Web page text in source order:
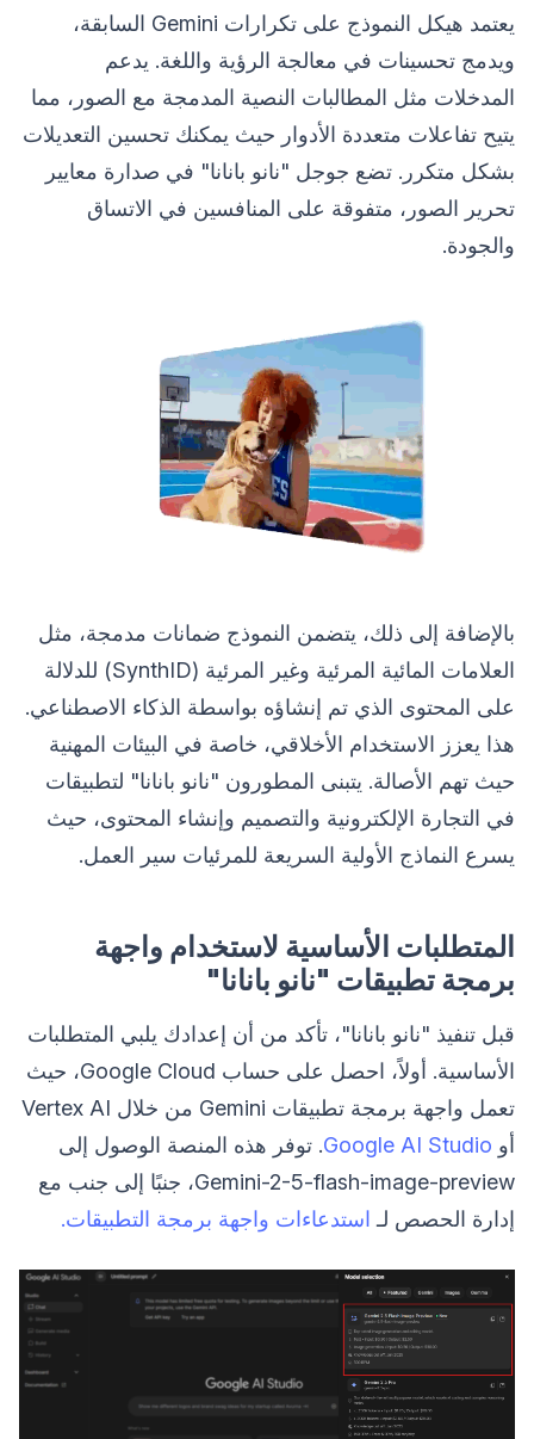
يعتمد هيكل النموذج على تكرارات Gemini السابقة،
ويدمج تحسينات في معالجة الرؤية واللغة. يدعم
المدخلات مثل المطالبات النصية المدمجة مع الصور، مما
يتيح تفاعلات متعددة الأدوار حيث يمكنك تحسين التعديلات
بشكل متكرر. تضع جوجل "نانو بانانا" في صدارة معايير
تحرير الصور، متفوقة على المنافسين في الاتساق
والجودة.
بالإضافة إلى ذلك، يتضمن النموذج ضمانات مدمجة، مثل
العلامات المائية المرئية وغير المرئية (SynthID) للدلالة
على المحتوى الذي تم إنشاؤه بواسطة الذكاء الاصطناعي.
هذا يعزز الاستخدام الأخلاقي، خاصة في البيئات المهنية
حيث تهم الأصالة. يتبنى المطورون "نانو بانانا" لتطبيقات
في التجارة الإلكترونية والتصميم وإنشاء المحتوى، حيث
يسرع النماذج الأولية السريعة للمرئيات سير العمل.
المتطلبات الأساسية لاستخدام واجهة
برمجة تطبيقات "نانو بانانا"
قبل تنفيذ "نانو بانانا"، تأكد من أن إعدادك يلبي المتطلبات
الأساسية. أولاً، احصل على حساب Google Cloud، حيث
تعمل واجهة برمجة تطبيقات Gemini من خلال Vertex AI
أو Google AI Studio. توفر هذه المنصة الوصول إلى
Gemini-2-5-flash-image-preview، جنبًا إلى جنب مع
إدارة الحصص لـ استدعاءات واجهة برمجة التطبيقات.